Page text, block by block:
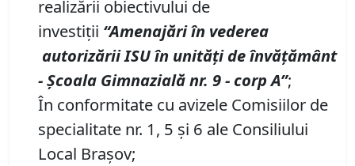
realizării obiectivului de
investiții “Amenajăriîn vederea
autorizării ISUîn unități deînvățământ
-Școala Gimnazială nr. 9 - corp A”;
În conformitate cu avizele Comisiilor de
specialitate nr. 1, 5 și 6 ale Consiliului
Local Brașov;